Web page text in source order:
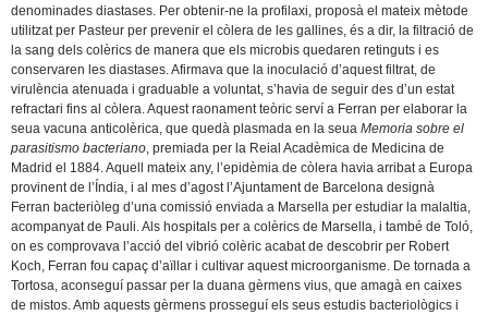
denominades diastases. Per obtenir-ne la profilaxi, proposà el mateix mètode
utilitzat per Pasteur per prevenir el còlera de les gallines, és a dir, la filtració de
la sang dels colèrics de manera que els microbis quedaren retinguts i es
conservaren les diastases. Afirmava que la inoculació d’aquest filtrat, de
virulència atenuada i graduable a voluntat, s’havia de seguir des d’un estat
refractari fins al còlera. Aquest raonament teòric serví a Ferran per elaborar la
seua vacuna anticolèrica, que quedà plasmada en la seuaMemoria sobre el
parasitismo bacteriano , premiada per la Reial Acadèmica de Medicina de
Madrid el 1884. Aquell mateix any, l’epidèmia de còlera havia arribat a Europa
provinent de l’Índia, i al mes d’agost l’Ajuntament de Barcelona designà
Ferran bacteriòleg d’una comissió enviada a Marsella per estudiar la malaltia,
acompanyat de Pauli. Als hospitals per a colèrics de Marsella, i també de Toló,
on es comprovava l’acció del vibrió colèric acabat de descobrir per Robert
Koch, Ferran fou capaç d’aïllar i cultivar aquest microorganisme. De tornada a
Tortosa, aconseguí passar per la duana gèrmens vius, que amagà en caixes
de mistos. Amb aquests gèrmens prosseguí els seus estudis bacteriològics i